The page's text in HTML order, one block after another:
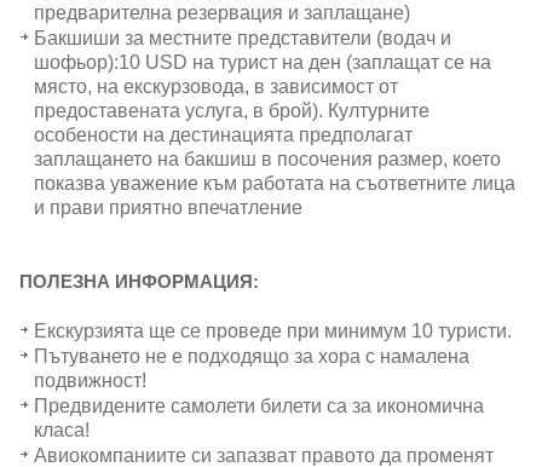
предварителна резервация и заплащане)
Бакшиши за местните представители (водач и
шофьор):10 USD на турист на ден (заплащат се на
място, на екскурзовода, в зависимост от
предоставената услуга, в брой). Културните
особености на дестинацията предполагат
заплащането на бакшиш в посочения размер, което
показва уважение към работата на съответните лица
и прави приятно впечатление
ПОЛЕЗНА ИНФОРМАЦИЯ:
Екскурзията ще се проведе при минимум 10 туристи.
Пътуването не е подходящо за хора с намалена
подвижност!
Предвидените самолети билети са за икономична
класа!
Авиокомпаниите си запазват правото да променят